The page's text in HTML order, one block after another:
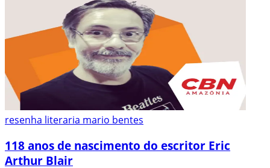
resenha literaria mario bentes
118 anos de nascimento do escritor Eric
Arthur Blair